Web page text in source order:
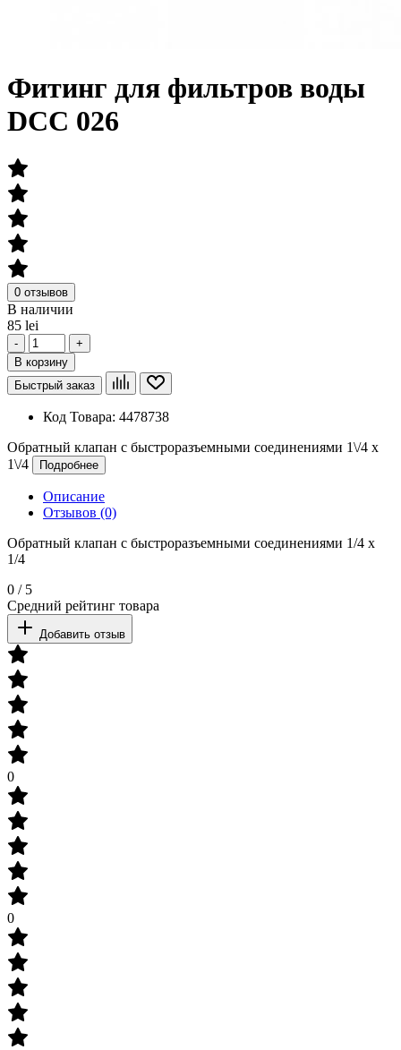
Фитинг для фильтров воды
DCC 026
0 отзывов
В наличии
85 lei
-
+
В корзину
Быстрый заказ
Код Товара: 4478738
Обратный клапан с быстроразъемными соединениями 1\/4 x
1\/4
Подробнее
Описание
Отзывов (0)
Обратный клапан с быстроразъемными соединениями 1/4 x
1/4
0 / 5
Средний рейтинг товара
Добавить отзыв
0
0